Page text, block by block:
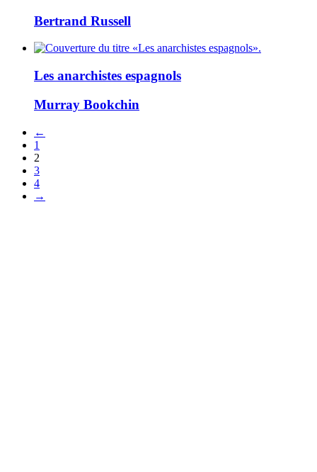
Bertrand Russell
Les anarchistes espagnols
Murray Bookchin
←
1
2
3
4
→